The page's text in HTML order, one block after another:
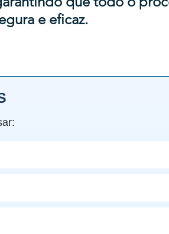
e eficaz.